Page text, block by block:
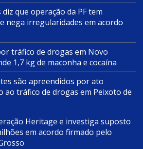
que operação da PF tem
nega irregularidades em acordo
tráfico de drogas em Novo
1,7 kg de maconha e cocaína
são apreendidos por ato
ao tráfico de drogas em Peixoto de
Heritage e investiga suposto
em acordo firmado pelo